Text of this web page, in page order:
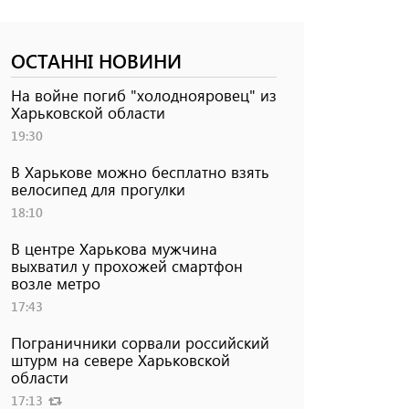
ОСТАННІ НОВИНИ
На войне погиб "холоднояровец" из
Харьковской области
19:30
В Харькове можно бесплатно взять
велосипед для прогулки
18:10
В центре Харькова мужчина
выхватил у прохожей смартфон
возле метро
17:43
Пограничники сорвали российский
штурм на севере Харьковской
области
17:13